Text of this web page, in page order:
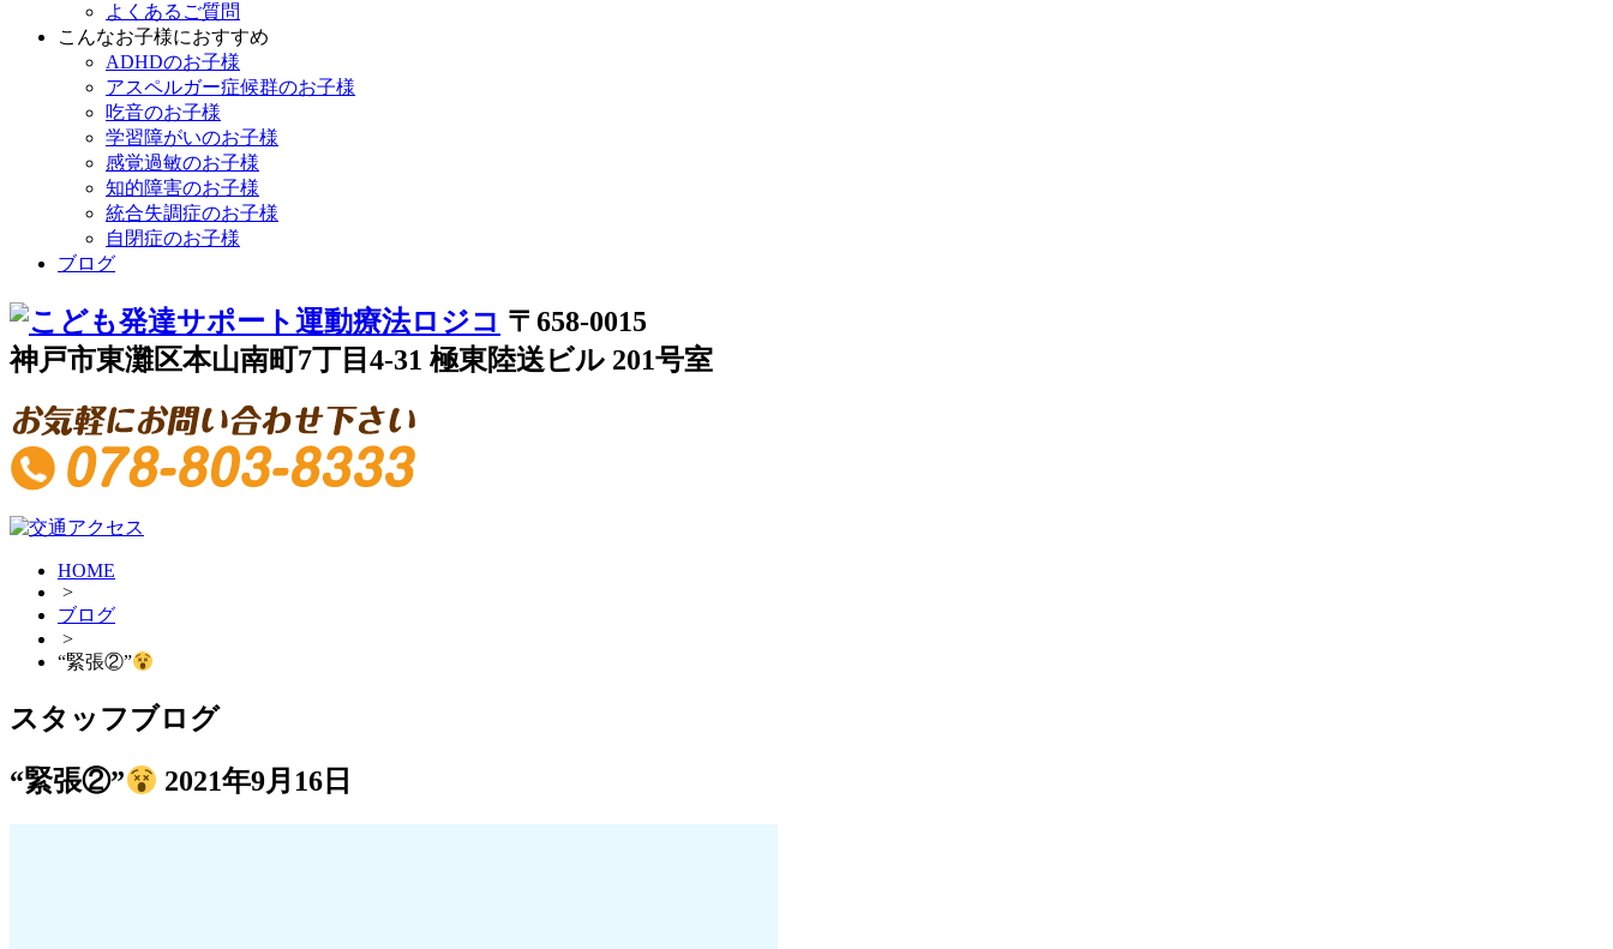
よくあるご質問
こんなお子様におすすめ
ADHDのお子様
アスペルガー症候群のお子様
吃音のお子様
学習障がいのお子様
感覚過敏のお子様
知的障害のお子様
統合失調症のお子様
自閉症のお子様
ブログ
〒658-0015
神戸市東灘区本山南町7丁目4-31 極東陸送ビル 201号室
HOME
>
ブログ
>
“緊張②”
スタッフブログ
“緊張②”
2021年9月16日